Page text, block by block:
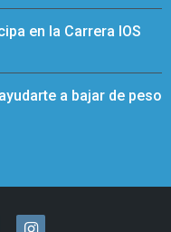
en la Carrera IOS
a bajar de peso